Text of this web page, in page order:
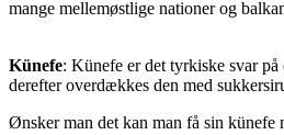
mange mellemøstlige nationer og
Künefe: Künefe er det tyrkiske svar
derefter overdækkes den med
Ønsker man det kan man få sin künefe